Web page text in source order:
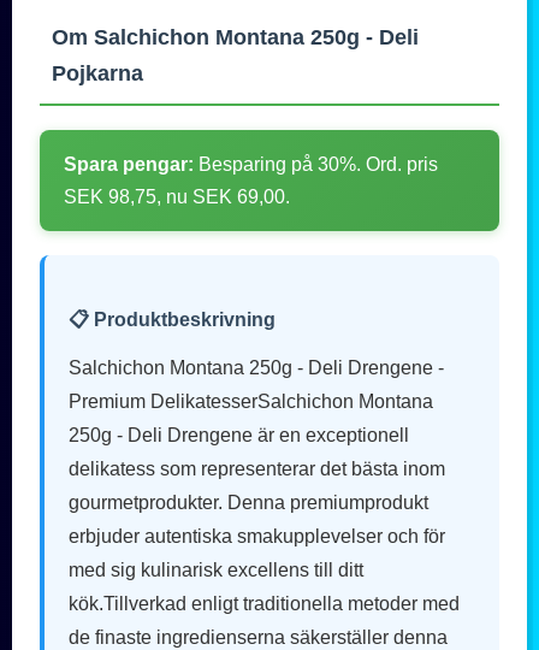
Om Salchichon Montana 250g - Deli
Pojkarna
Spara pengar: Besparing på 30%. Ord. pris
SEK 98,75, nu SEK 69,00.
📋 Produktbeskrivning
Salchichon Montana 250g - Deli Drengene -
Premium DelikatesserSalchichon Montana
250g - Deli Drengene är en exceptionell
delikatess som representerar det bästa inom
gourmetprodukter. Denna premiumprodukt
erbjuder autentiska smakupplevelser och för
med sig kulinarisk excellens till ditt
kök.Tillverkad enligt traditionella metoder med
de finaste ingredienserna säkerställer denna